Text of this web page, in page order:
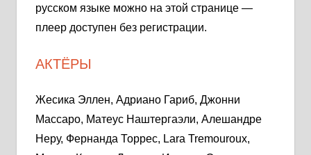
русском языке можно на этой странице —
плеер доступен без регистрации.
АКТЁРЫ
Жесика Эллен, Адриано Гариб, Джонни
Массаро, Матеус Наштергаэли, Алешандре
Неру, Фернанда Торрес, Lara Tremouroux,